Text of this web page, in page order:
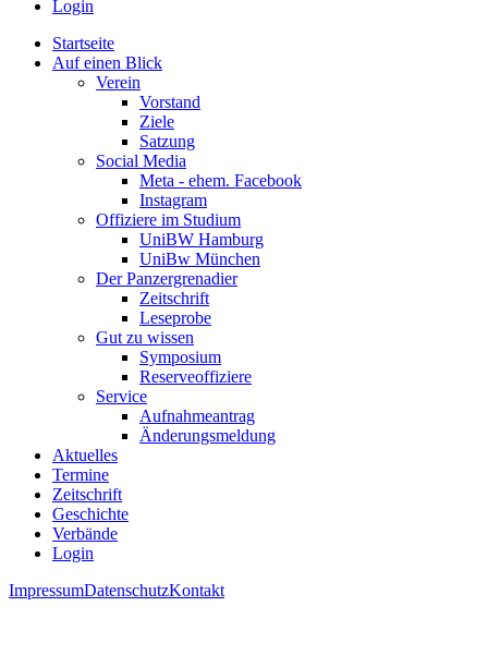
Login
Startseite
Auf einen Blick
Verein
Vorstand
Ziele
Satzung
Social Media
Meta - ehem. Facebook
Instagram
Offiziere im Studium
UniBW Hamburg
UniBw München
Der Panzergrenadier
Zeitschrift
Leseprobe
Gut zu wissen
Symposium
Reserveoffiziere
Service
Aufnahmeantrag
Änderungsmeldung
Aktuelles
Termine
Zeitschrift
Geschichte
Verbände
Login
ImpressumDatenschutzKontakt